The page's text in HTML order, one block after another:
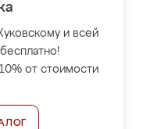
и всей
от стоимости